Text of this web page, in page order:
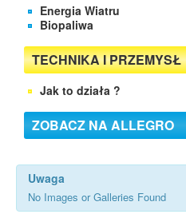
Energia Wiatru
Biopaliwa
TECHNIKA I PRZEMYSŁ
Jak to działa ?
ZOBACZ NA ALLEGRO
Uwaga
No Images or Galleries Found